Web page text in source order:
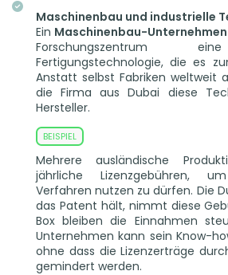
Maschinenbau und industrielle
Ein Maschinenbau-Unternehmen
Forschungszentrum
Fertigungstechnologie, die es
Anstatt selbst Fabriken weltweit
die Firma aus Dubai diese
Hersteller.
Mehrere ausländische
jährliche Lizenzgebühren,
Verfahren nutzen zu dürfen. Die
das Patent hält, nimmt diese
Box bleiben die Einnahmen
Unternehmen kann sein Know-
ohne dass die Lizenzerträge
gemindert werden.